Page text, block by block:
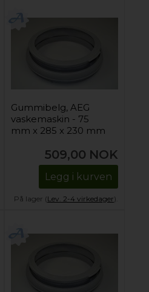
Gummibelg, AEG
vaskemaskin - 75
mm x 285 x 230 mm
509,00 NOK
Legg i kurven
På lager (Lev. 2-4 virkedager).